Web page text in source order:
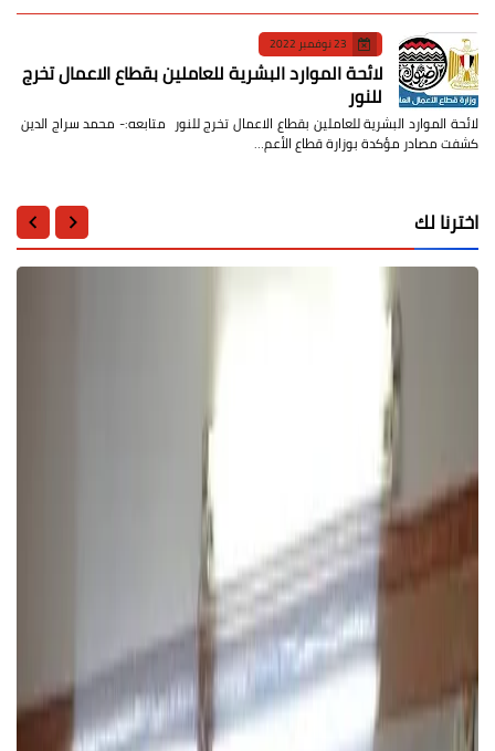
23 نوفمبر 2022
لائحة الموارد البشرية للعاملين بقطاع الاعمال تخرج
للنور
لائحة الموارد البشرية للعاملين بقطاع الاعمال تخرج للنور متابعه:- محمد سراج الدين
كشفت مصادر مؤكدة بوزارة قطاع الأعم…
اخترنا لك